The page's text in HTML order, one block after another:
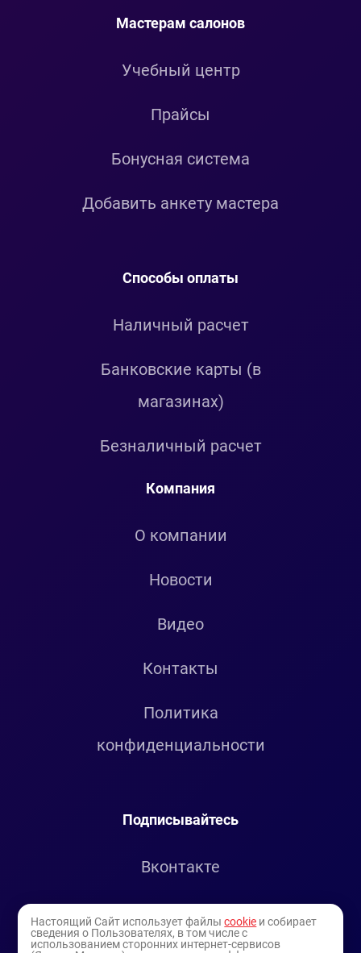
Мастерам салонов
Учебный центр
Прайсы
Бонусная система
Добавить анкету мастера
Способы оплаты
Наличный расчет
Банковские карты (в
магазинах)
Безналичный расчет
Компания
О компании
Новости
Видео
Контакты
Политика
конфиденциальности
Подписывайтесь
Вконтакте
Настоящий Сайт использует файлыcookie и собирает
сведения о Пользователях, в том числе с
использованием сторонних интернет-сервисов